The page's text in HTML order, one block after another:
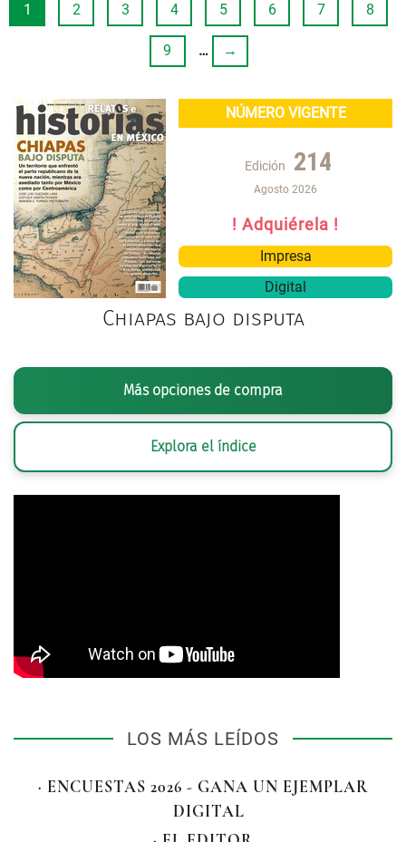
1 2 3 4 5 6 7 8
9 … →
NÚMERO VIGENTE
Edición 214
Agosto 2026
! Adquiérela !
Impresa
Digital
Chiapas bajo disputa
Más opciones de compra
Explora el índice
LOS MÁS LEÍDOS
· ENCUESTAS 2026 - GANA UN EJEMPLAR
DIGITAL